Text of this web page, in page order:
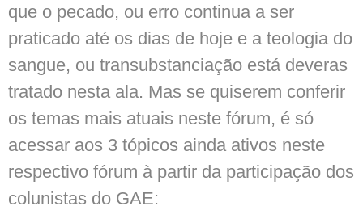
que o pecado, ou erro continua a ser
praticado até os dias de hoje e a teologia do
sangue, ou transubstanciação está deveras
tratado nesta ala. Mas se quiserem conferir
os temas mais atuais neste fórum, é só
acessar aos 3 tópicos ainda ativos neste
respectivo fórum à partir da participação dos
colunistas do GAE: